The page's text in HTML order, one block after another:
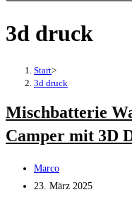
umschalten
3d druck
Start>
3d druck
Mischbatterie
Camper mit 3D
Beitrags-
Autor:
Marco
Beitrag
23. März 2025